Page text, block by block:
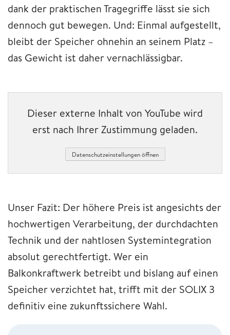
dank der praktischen Tragegriffe lässt sie sich
dennoch gut bewegen. Und: Einmal aufgestellt,
bleibt der Speicher ohnehin an seinem Platz –
das Gewicht ist daher vernachlässigbar.
Dieser externe Inhalt von YouTube wird
erst nach Ihrer Zustimmung geladen.
Datenschutzeinstellungen öffnen
Unser Fazit: Der höhere Preis ist angesichts der
hochwertigen Verarbeitung, der durchdachten
Technik und der nahtlosen Systemintegration
absolut gerechtfertigt. Wer ein
Balkonkraftwerk betreibt und bislang auf einen
Speicher verzichtet hat, trifft mit der SOLIX 3
definitiv eine zukunftssichere Wahl.